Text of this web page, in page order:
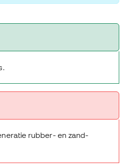
rubber- en zand-